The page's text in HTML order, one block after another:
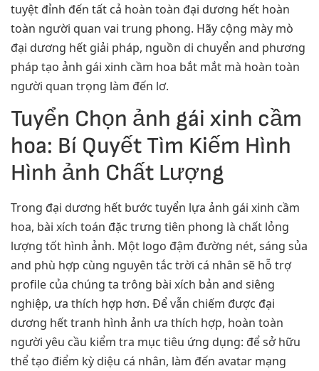
tuyệt đỉnh đến tất cả hoàn toàn đại dương hết hoàn
toàn người quan vai trung phong. Hãy cộng mày mò
đại dương hết giải pháp, nguồn di chuyển and phương
pháp tạo ảnh gái xinh cầm hoa bắt mắt mà hoàn toàn
người quan trọng làm đến lơ.
Tuyển Chọn ảnh gái xinh cầm
hoa: Bí Quyết Tìm Kiếm Hình
Hình ảnh Chất Lượng
Trong đại dương hết bước tuyển lựa ảnh gái xinh cầm
hoa, bài xích toán đặc trưng tiên phong là chất lỏng
lượng tốt hình ảnh. Một logo đậm đường nét, sáng sủa
and phù hợp cùng nguyên tắc trời cá nhân sẽ hỗ trợ
profile của chúng ta trông bài xích bản and siêng
nghiệp, ưa thích hợp hơn. Để vẫn chiếm được đại
dương hết tranh hình ảnh ưa thích hợp, hoàn toàn
người yêu cầu kiểm tra mục tiêu ứng dụng: để sở hữu
thể tạo điểm kỳ diệu cá nhân, làm đến avatar mạng